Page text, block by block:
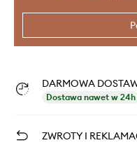
DARMOWA
Dostawa nawet w 24h
ZWROTY I